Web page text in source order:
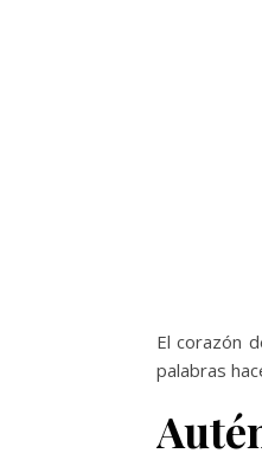
El corazón
palabras